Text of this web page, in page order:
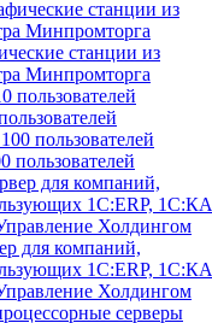
станции из
Минпромторга
пользователей
для компаний,
1C:ERP, 1С:КА
Холдингом